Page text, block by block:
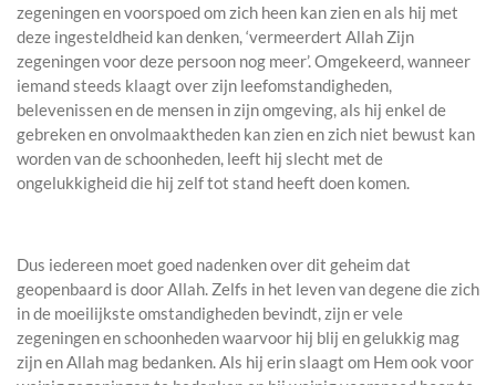
zegeningen en voorspoed om zich heen kan zien en als hij met
deze ingesteldheid kan denken, ‘vermeerdert Allah Zijn
zegeningen voor deze persoon nog meer’. Omgekeerd, wanneer
iemand steeds klaagt over zijn leefomstandigheden,
belevenissen en de mensen in zijn omgeving, als hij enkel de
gebreken en onvolmaaktheden kan zien en zich niet bewust kan
worden van de schoonheden, leeft hij slecht met de
ongelukkigheid die hij zelf tot stand heeft doen komen.
Dus iedereen moet goed nadenken over dit geheim dat
geopenbaard is door Allah. Zelfs in het leven van degene die zich
in de moeilijkste omstandigheden bevindt, zijn er vele
zegeningen en schoonheden waarvoor hij blij en gelukkig mag
zijn en Allah mag bedanken. Als hij erin slaagt om Hem ook voor